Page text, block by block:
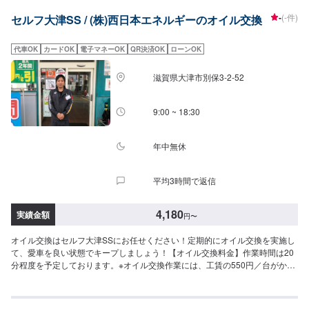
セルフ大津SS / (株)西日本エネルギーのオイル交換 -(-件)
代車OK カードOK 電子マネーOK QR決済OK ローンOK
滋賀県大津市別保3-2-52
9:00 ~ 18:30
年中無休
平均3時間で返信
実績金額 4,180円〜
オイル交換はセルフ大津SSにお任せください！定期的にオイル交換を実施し
て、愛車を良い状態でキープしましょう！【オイル交換料金】作業時間は20
分程度を予定しております。※オイル交換作業には、工賃の550円／台がかか
応／超省燃費）・0W-20▶︎1,870円（0W-20推奨車専用）<ガソリン車用>・